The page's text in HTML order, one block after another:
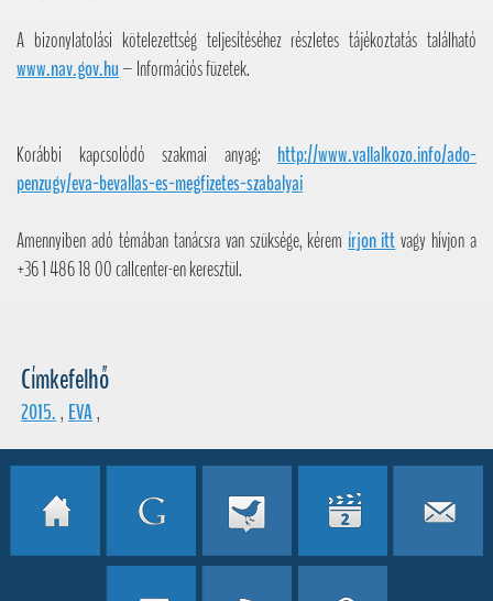
A bizonylatolási kötelezettség teljesítéséhez részletes tájékoztatás található
www.nav.gov.hu– Információs füzetek.
Korábbi kapcsolódó szakmai anyag: http://www.vallalkozo.info/ado-
penzugy/eva-bevallas-es-megfizetes-szabalyai
Amennyiben adó témában tanácsra van szüksége, kéremírjon ittvagy hívjon a
+36 1 486 18 00 callcenter-en keresztül.
Címkefelhő
2015., EVA,